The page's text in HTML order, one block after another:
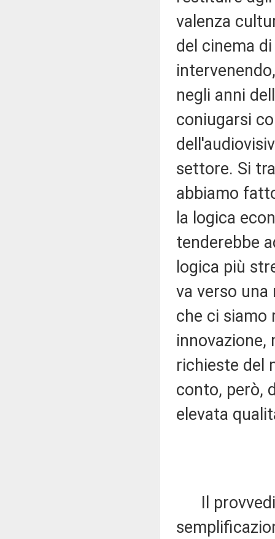
valenza
del cinema
negli anni
coniugarsi
settore. Si
abbiamo
la logica
tenderebbe
logica più
va verso
che ci siamo
innovazione,
richieste del
conto, però,
elevata
Il